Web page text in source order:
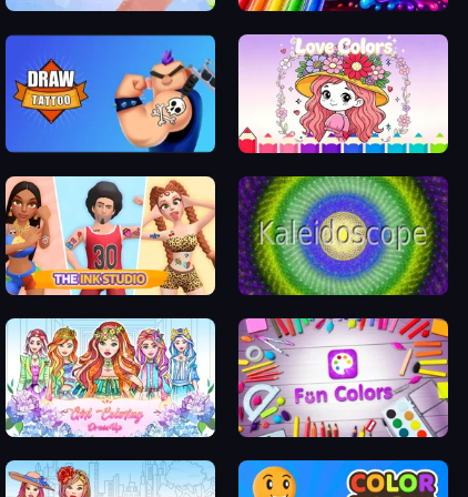
Nail Salon Jelly Dye
Draw Tattoo Love Colors
The Ink Studio Kaleidoscope
Girl Coloring Dress Up Fun Colors